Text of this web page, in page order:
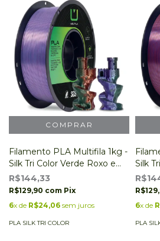
Filamento PLA Multifila 1kg -
Silk Tri Color Verde Roxo e
Cobre
R$144,33
R$129,90 com Pix
6x de R$24,06 sem juros
PLA SILK TRI COLOR
Silk
Ouro
6x de
PLA